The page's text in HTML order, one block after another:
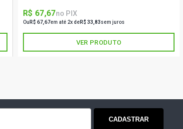
R$ 67,67no PIX
Ou R$ 67,67em até 2x deR$ 33,83sem juros
VER PRODUTO
CADASTRAR